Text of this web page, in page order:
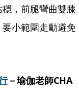
，前腿彎曲雙膝
小範圍走動避免
－瑜伽老師CHA